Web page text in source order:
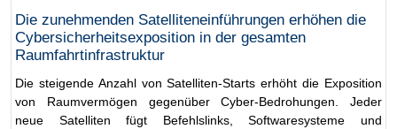
Die zunehmenden Satelliteneinführungen erhöhen die
Cybersicherheitsexposition in der gesamten
Raumfahrtinfrastruktur
Die steigende Anzahl von Satelliten-Starts erhöht die Exposition
von Raumvermögen gegenüber Cyber-Bedrohungen. Jeder
neue Satelliten fügt Befehlslinks, Softwaresysteme und